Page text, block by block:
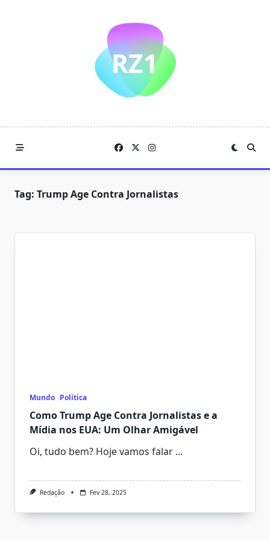
Tag: Trump Age Contra Jornalistas
Mundo Política
Como Trump Age Contra Jornalistas e a
Mídia nos EUA: Um Olhar Amigável
Oi, tudo bem? Hoje vamos falar ...
Redação Fev 28, 2025